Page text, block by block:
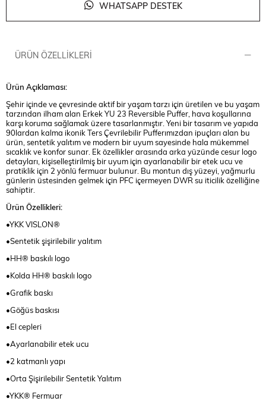
WHATSAPP DESTEK
ÜRÜN ÖZELLIKLERI
Ürün Açıklaması:
Şehir içinde ve çevresinde aktif bir yaşam tarzı için üretilen ve bu yaşam
tarzından ilham alan Erkek YU 23 Reversible Puffer, hava koşullarına
karşı koruma sağlamak üzere tasarlanmıştır. Yeni bir tasarım ve yapıda
90lardan kalma ikonik Ters Çevrilebilir Pufferımızdan ipuçları alan bu
ürün, sentetik yalıtım ve modern bir uyum sayesinde hala mükemmel
sıcaklık ve konfor sunar. Ek özellikler arasında arka yüzünde cesur logo
detayları, kişiselleştirilmiş bir uyum için ayarlanabilir bir etek ucu ve
pratiklik için 2 yönlü fermuar bulunur. Bu montun dış yüzeyi, yağmurlu
günlerin üstesinden gelmek için PFC içermeyen DWR su iticilik özelliğine
sahiptir.
Ürün Özellikleri:
•YKK VISLON®
•Sentetik şişirilebilir yalıtım
•HH® baskılı logo
•Kolda HH® baskılı logo
•Grafik baskı
•Göğüs baskısı
•El cepleri
•Ayarlanabilir etek ucu
•2 katmanlı yapı
•Orta Şişirilebilir Sentetik Yalıtım
•YKK® Fermuar